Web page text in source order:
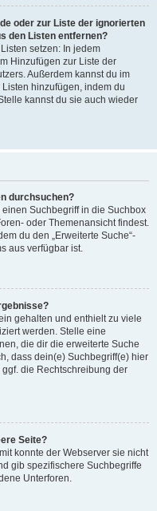
oder zur Liste der ignorierten
den Listen entfernen?
setzen: In jedem
Hinzufügen zur Liste der
Außerdem kannst du im
hinzufügen, indem du
kannst du sie auch wieder
durchsuchen?
Suchbegriff in die Suchbox
oder Themenansicht findest.
du den „Erweiterte Suche“-
aus verfügbar ist.
gehalten und enthielt zu viele
werden. Stelle eine
die dir die erweiterte Suche
dass dein(e) Suchbegriff(e) hier
die Rechtschreibung der
Seite?
konnte der Webserver sie nicht
gib spezifischere Suchbegriffe
Unterforen.